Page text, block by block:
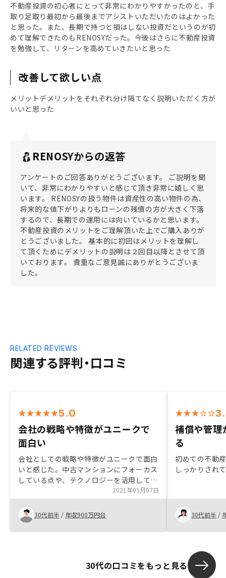
不動産投資の初心者にとって非常にわかりやすかったのと、手
取り足取り最初から最後までアシストいただいたのはよかった
と思った。また、長期で持つと損はしない投資だというのが初
めて理解できたのもRENOSYだった。今後はさらに不動産投資
を勉強して、リターンを高めていきたいと思った
改善して欲しい点
メリットデメリットをそれぞれ分け隔てなく説明いただく方が
いいと思った
RENOSYからの返答
アンケートのご回答ありがとうございます。 ご説明を聞
いて、非常にわかりやすいと感じて頂き非常に嬉しく思
います。 RENOSYの扱う物件は資産性の高い物件の為、
将来的な値下がりよりもローンの残債の方が大きく下落
するので、長期での運用には向いているかと思います。
不動産投資のメリットをご理解頂いた上でご購入ありが
とうございました。 基本的に初回はメリットを理解し
て頂くためにデメリットの説明は２回目以降とさせて頂
いております。 貴重なご意見誠にありがとうございま
した。
関連する評判・口コミ
RELATED REVIEWS
5.0
会社の戦略や特徴がユニークで
面白い
会社としての戦略や特徴がユニークで面白
いと感じた。中古マンションにフォーカス
している点や、テクノロジーを活用してい
る点など。 すでに各種資産運用はしてい
たものの、不動産投資はまだ検討していな
かったが、リスクやメリットなど丁寧にご
説明いただいて、やらないよりやったほう
がいいと感じた。特に、レバレッジ効果に
2021年05月07日
30代前半 / 年収900万円台
補償や管理
る
初めての不動
しっかりされ
30代前半 /
30代の口コミをもっと見る